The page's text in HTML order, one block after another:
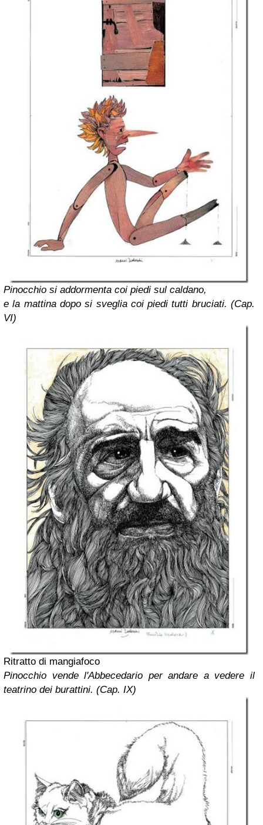
Pinocchio si addormenta coi piedi sul caldano,
e la mattina dopo si sveglia coi piedi tutti bruciati. (Cap.
VI)
Ritratto di mangiafoco
Pinocchio vende l'Abbecedario per andare a vedere il
teatrino dei burattini. (Cap. IX)